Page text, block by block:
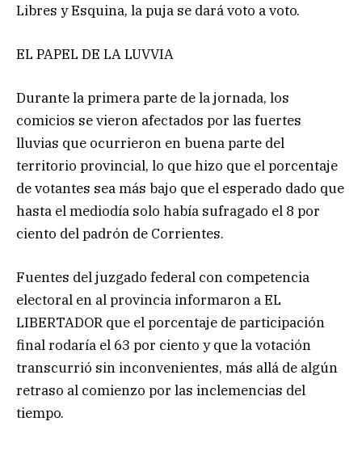
Libres y Esquina, la puja se dará voto a voto.
EL PAPEL DE LA LUVVIA
Durante la primera parte de la jornada, los
comicios se vieron afectados por las fuertes
lluvias que ocurrieron en buena parte del
territorio provincial, lo que hizo que el porcentaje
de votantes sea más bajo que el esperado dado que
hasta el mediodía solo había sufragado el 8 por
ciento del padrón de Corrientes.
Fuentes del juzgado federal con competencia
electoral en al provincia informaron a EL
LIBERTADOR que el porcentaje de participación
final rodaría el 63 por ciento y que la votación
transcurrió sin inconvenientes, más allá de algún
retraso al comienzo por las inclemencias del
tiempo.